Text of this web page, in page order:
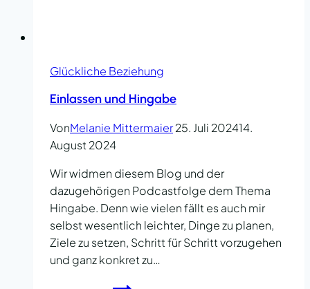
Glückliche Beziehung
Einlassen und Hingabe
VonMelanie Mittermaier25. Juli 202414.
August 2024
Wir widmen diesem Blog und der
dazugehörigen Podcastfolge dem Thema
Hingabe. Denn wie vielen fällt es auch mir
selbst wesentlich leichter, Dinge zu planen,
Ziele zu setzen, Schritt für Schritt vorzugehen
und ganz konkret zu…